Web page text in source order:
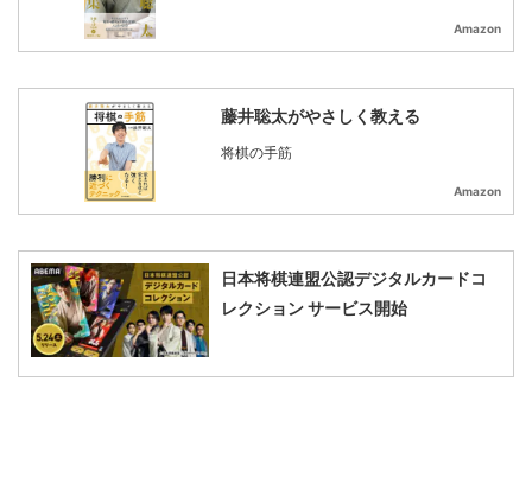
Amazon
藤井聡太がやさしく教える
将棋の手筋
Amazon
日本将棋連盟公認デジタルカードコ
レクション サービス開始